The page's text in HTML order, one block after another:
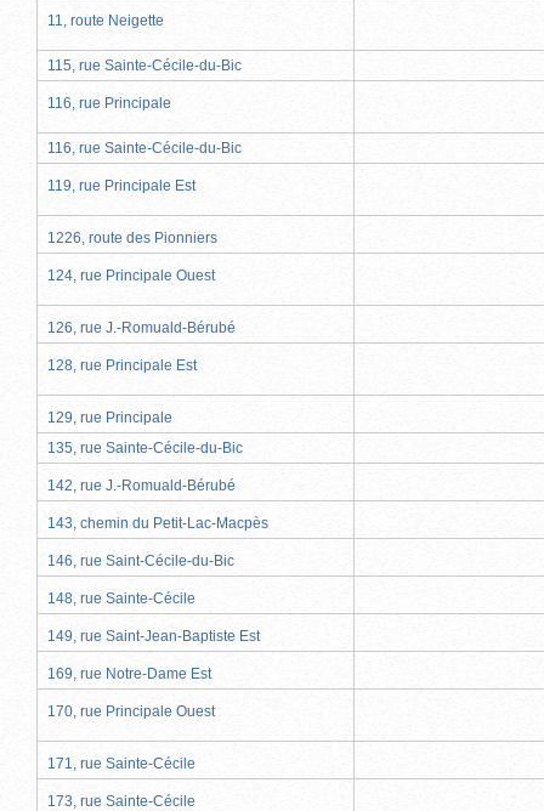
11, route Neigette
115, rue Sainte-Cécile-du-Bic
116, rue Principale
116, rue Sainte-Cécile-du-Bic
119, rue Principale Est
1226, route des Pionniers
124, rue Principale Ouest
126, rue J.-Romuald-Bérubé
128, rue Principale Est
129, rue Principale
135, rue Sainte-Cécile-du-Bic
142, rue J.-Romuald-Bérubé
143, chemin du Petit-Lac-Macpès
146, rue Saint-Cécile-du-Bic
148, rue Sainte-Cécile
149, rue Saint-Jean-Baptiste Est
169, rue Notre-Dame Est
170, rue Principale Ouest
171, rue Sainte-Cécile
173, rue Sainte-Cécile